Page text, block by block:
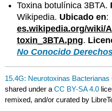
Toxina botulínica 3BTA.
Wikipedia. Ubicado en:
es.wikipedia.org/wiki/
toxin_3BTA.png.
No Conocido
15.4G: Neurotoxinas
shared under aCC BY-SA 4.0
remixed, and/or curated by